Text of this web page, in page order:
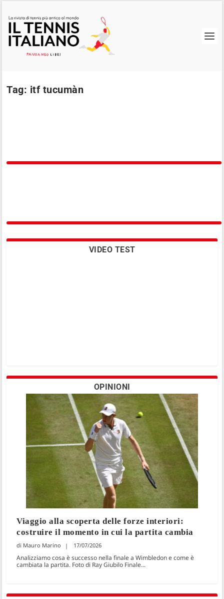
Tag: itf tucumàn
VIDEO TEST
OPINIONI
Viaggio alla scoperta delle forze interiori:
costruire il momento in cui la partita cambia
Mauro Marino 17/07/2026
Analizziamo cosa è successo nella finale a Wimbledon e come è
cambiata la partita. Foto di Ray Giubilo Finale...